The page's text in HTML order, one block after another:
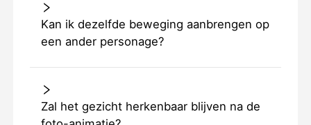
Kan ik dezelfde beweging aanbrengen op
een ander personage?
Zal het gezicht herkenbaar blijven na de